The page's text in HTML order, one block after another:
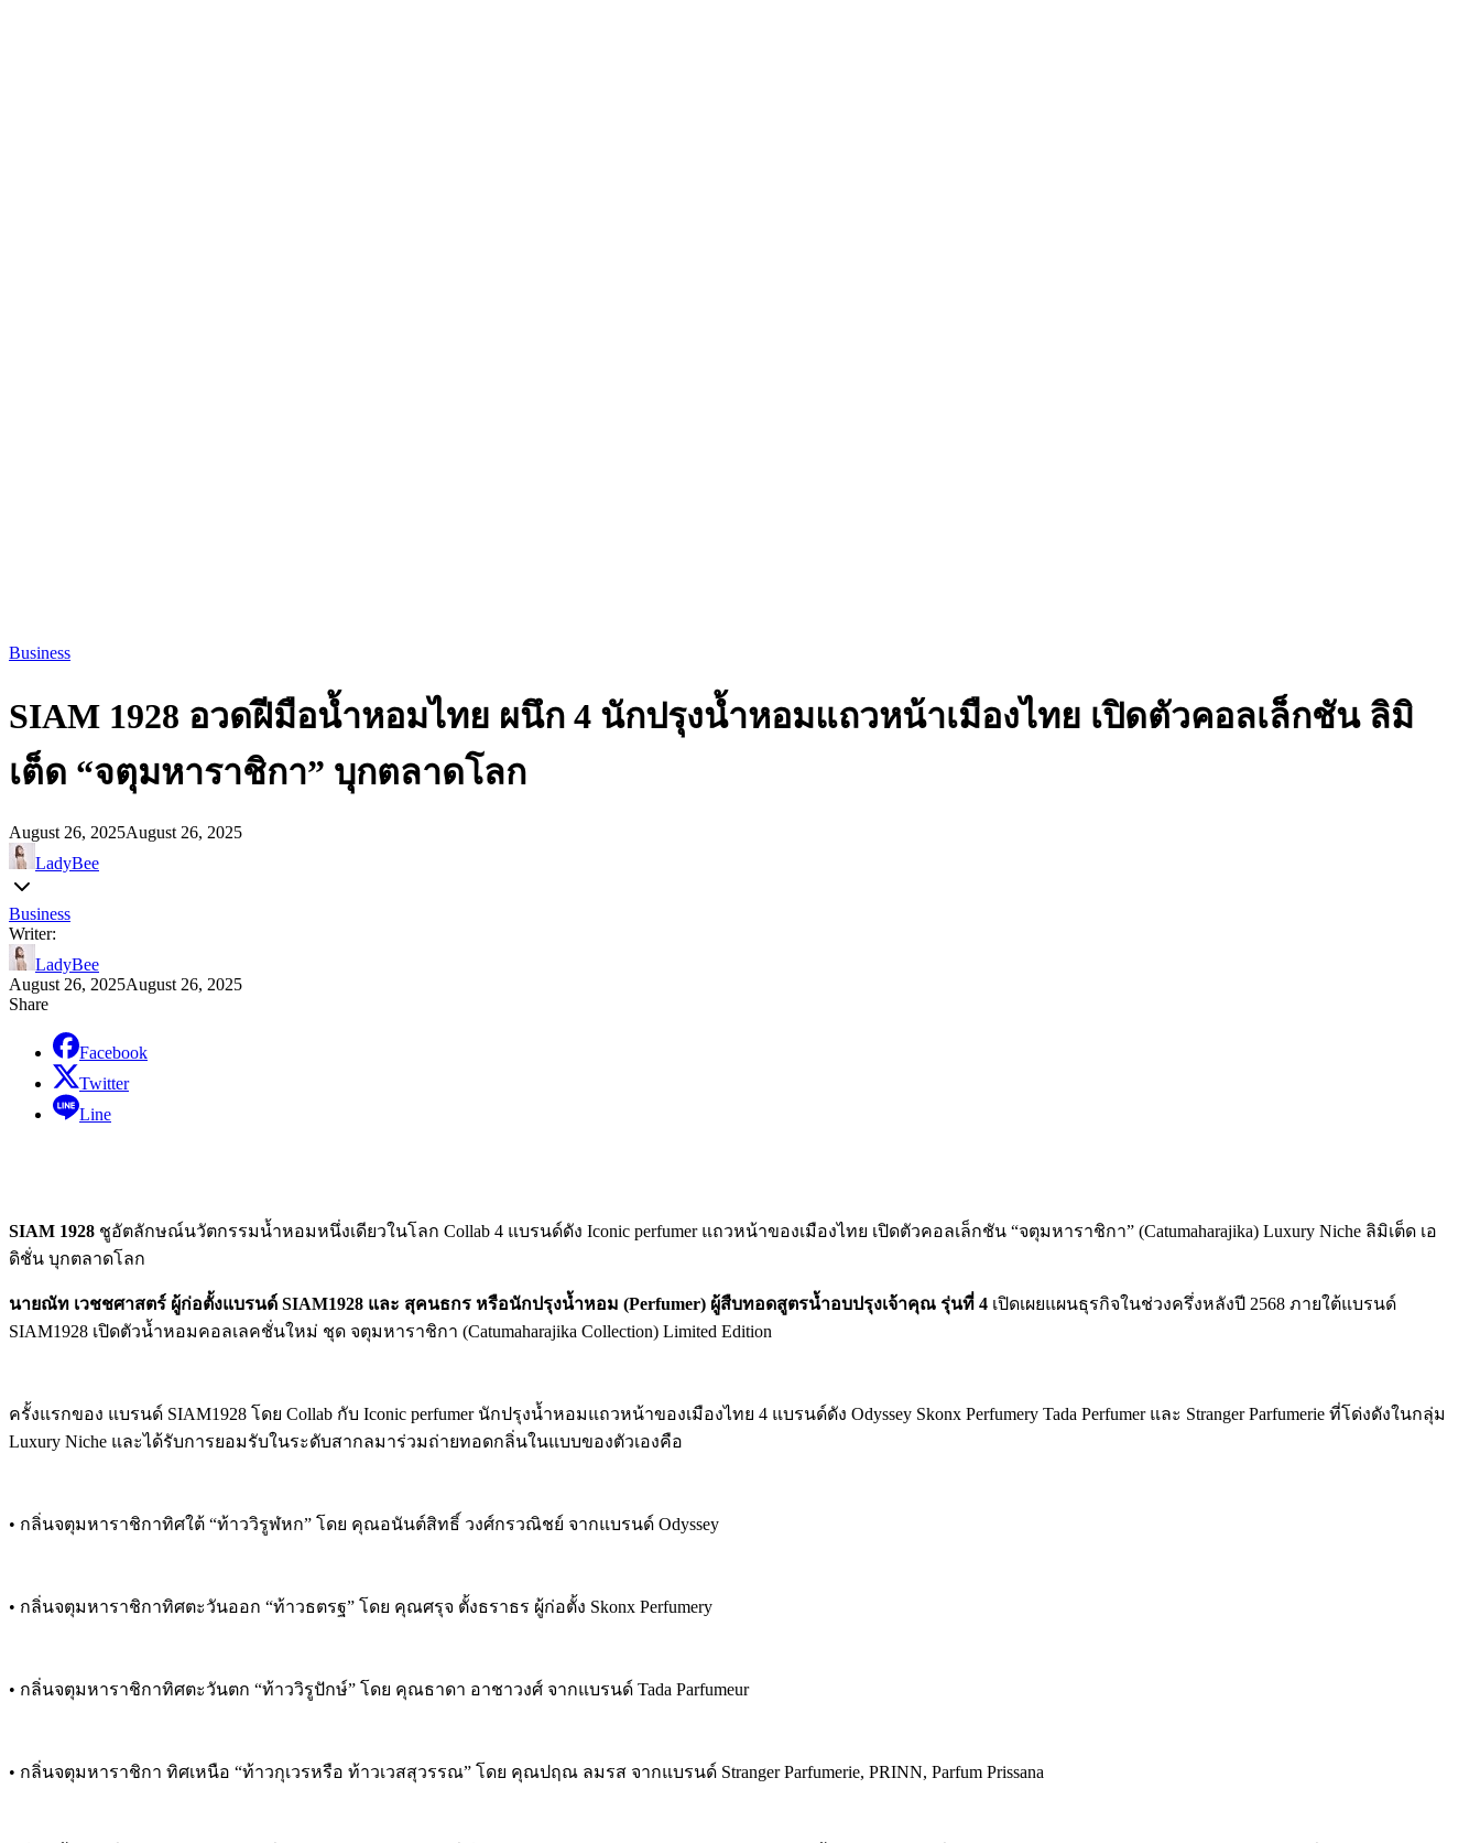
Business
SIAM 1928 อวดฝีมือน้ำหอมไทย ผนึก 4 นักปรุงน้ำหอมแถวหน้าเมืองไทย เปิดตัวคอลเล็กชัน ลิมิ
เต็ด “จตุมหาราชิกา” บุกตลาดโลก
August 26, 2025August 26, 2025
LadyBee
Business
Writer:
LadyBee
August 26, 2025August 26, 2025
Share
Facebook
Twitter
Line
SIAM 1928 ชูอัตลักษณ์นวัตกรรมน้ำหอมหนึ่งเดียวในโลก Collab 4 แบรนด์ดัง Iconic perfumer แถวหน้าของเมืองไทย เปิดตัวคอลเล็กชัน “จตุมหาราชิกา” (Catumaharajika) Luxury Niche ลิมิเต็ด เอ
ดิชั่น บุกตลาดโลก
นายณัท เวชชศาสตร์ ผู้ก่อตั้งแบรนด์ SIAM1928 และ สุคนธกร หรือนักปรุงน้ำหอม (Perfumer) ผู้สืบทอดสูตรน้ำอบปรุงเจ้าคุณ รุ่นที่ 4 เปิดเผยแผนธุรกิจในช่วงครึ่งหลังปี 2568 ภายใต้แบรนด์
SIAM1928 เปิดตัวน้ำหอมคอลเลคชั่นใหม่ ชุด จตุมหาราชิกา (Catumaharajika Collection) Limited Edition
ครั้งแรกของ แบรนด์ SIAM1928 โดย Collab กับ Iconic perfumer นักปรุงน้ำหอมแถวหน้าของเมืองไทย 4 แบรนด์ดัง Odyssey Skonx Perfumery Tada Perfumer และ Stranger Parfumerie ที่โด่งดังในกลุ่ม
Luxury Niche และได้รับการยอมรับในระดับสากลมาร่วมถ่ายทอดกลิ่นในแบบของตัวเองคือ
• กลิ่นจตุมหาราชิกาทิศใต้ “ท้าววิรูฬหก” โดย คุณอนันต์สิทธิ์ วงศ์กรวณิชย์ จากแบรนด์ Odyssey
• กลิ่นจตุมหาราชิกาทิศตะวันออก “ท้าวธตรฐ” โดย คุณศรุจ ตั้งธราธร ผู้ก่อตั้ง Skonx Perfumery
• กลิ่นจตุมหาราชิกาทิศตะวันตก “ท้าววิรูปักษ์” โดย คุณธาดา อาชาวงศ์ จากแบรนด์ Tada Parfumeur
• กลิ่นจตุมหาราชิกา ทิศเหนือ “ท้าวกุเวรหรือ ท้าวเวสสุวรรณ” โดย คุณปฤณ ลมรส จากแบรนด์ Stranger Parfumerie, PRINN, Parfum Prissana